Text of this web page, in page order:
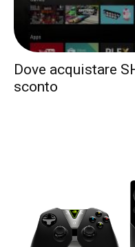
Dove acquistare
sconto